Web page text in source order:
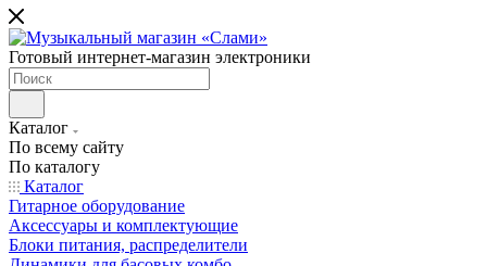
Готовый интернет-магазин электроники
Каталог
По всему сайту
По каталогу
Каталог
Гитарное оборудование
Аксессуары и комплектующие
Блоки питания, распределители